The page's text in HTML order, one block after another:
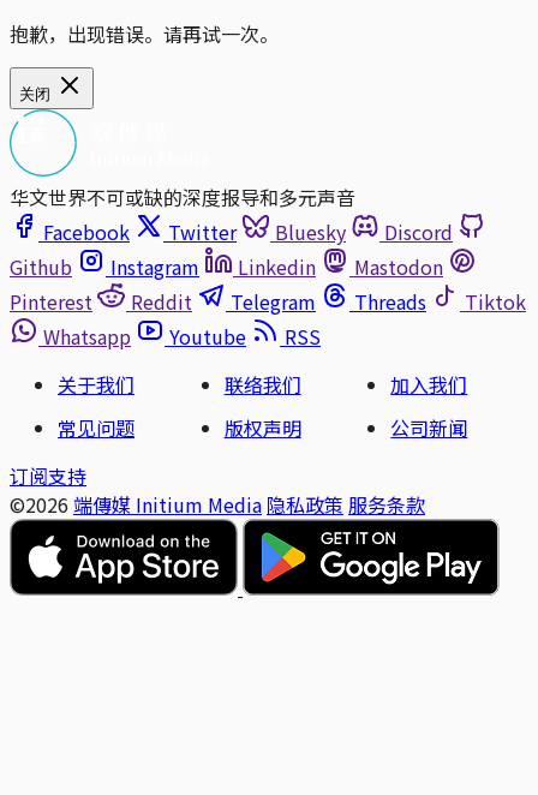
抱歉，出现错误。请再试一次。
关闭
华文世界不可或缺的深度报导和多元声音
Facebook
Twitter Bluesky
Discord
Github
Instagram Linkedin
Mastodon
Pinterest
Reddit Telegram Threads
Tiktok
Whatsapp
Youtube
RSS
关于我们
联络我们
加入我们
常见问题
版权声明
公司新闻
订阅支持
©2026 端傳媒 Initium Media 隐私政策 服务条款